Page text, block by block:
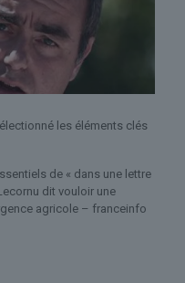
les éléments clés
de « dans une lettre
dit vouloir une
agricole – franceinfo